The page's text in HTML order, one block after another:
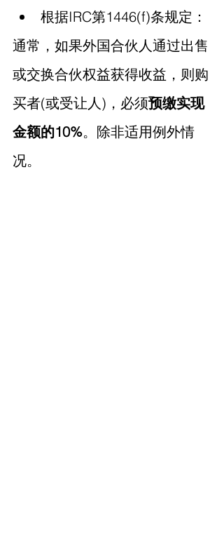
根据IRC第1446(f)条规定：
通常，如果外国合伙人通过出售
或交换合伙权益获得收益，则购
买者(或受让人)，必须预缴实现
金额的10%。除非适用例外情
况。